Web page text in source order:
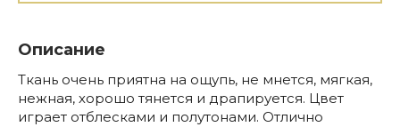
Описание
Ткань очень приятна на ощупь, не мнется, мягкая,
нежная, хорошо тянется и драпируется. Цвет
играет отблесками и полутонами. Отлично